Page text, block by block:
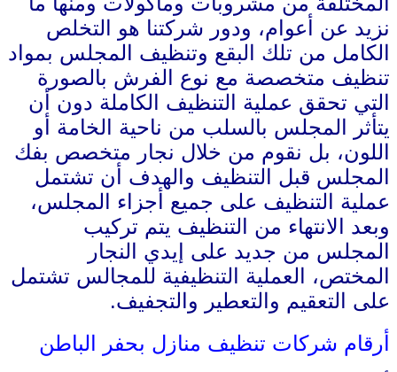
نزيد عن أعوام، ودور شركتنا هو التخلص
الكامل من تلك البقع وتنظيف المجلس بمواد
تنظيف متخصصة مع نوع الفرش بالصورة
التي تحقق عملية التنظيف الكاملة دون أن
يتأثر المجلس بالسلب من ناحية الخامة أو
اللون، بل نقوم من خلال نجار متخصص بفك
المجلس قبل التنظيف والهدف أن تشتمل
عملية التنظيف على جميع أجزاء المجلس،
وبعد الانتهاء من التنظيف يتم تركيب
المجلس من جديد على إيدي النجار
المختص، العملية التنظيفية للمجالس تشتمل
على التعقيم والتعطير والتجفيف.
أرقام شركات تنظيف منازل بحفر الباطن